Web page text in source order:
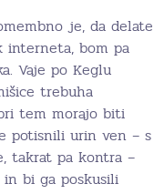
je, da delate
interneta, bom pa
Vaje po Keglu
trebuha
tem morajo biti
potisnili urin ven – s
takrat pa kontra –
bi ga poskusili